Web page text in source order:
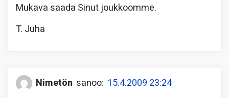
Mukava saada Sinut joukkoomme.
T. Juha
Nimetön sanoo: 15.4.2009 23:24